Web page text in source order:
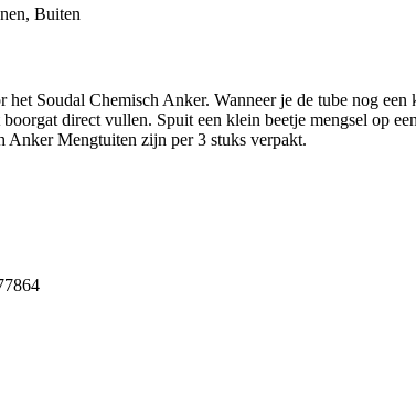
Buiten
het Soudal Chemisch Anker. Wanneer je de tube nog
direct vullen. Spuit een klein beetje mengsel op
Anker Mengtuiten zijn per 3 stuks verpakt.